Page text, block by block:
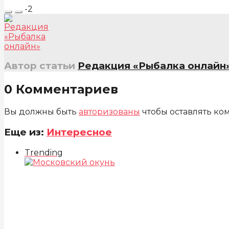
-2
Автор статьи Редакция «Рыбалка
0 Комментариев
Вы должны быть авторизованы чтобы оставлять
Еще из: Интересное
Trending